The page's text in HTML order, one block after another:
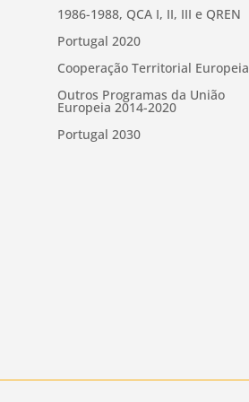
1986-1988, QCA I, II, III e QREN
Portugal 2020
Cooperação Territorial Europeia
Outros Programas da União
Europeia 2014-2020
Portugal 2030